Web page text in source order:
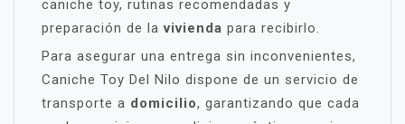
caniche toy, rutinas recomendadas y
preparación de lavivienda para recibirlo.
Para asegurar una entrega sin inconvenientes,
Caniche Toy Del Nilo dispone de un servicio de
transporte a domicilio, garantizando que cada